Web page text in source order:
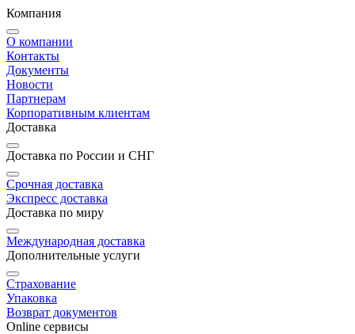
Компания
О компании
Контакты
Документы
Новости
Партнерам
Корпоративным клиентам
Доставка
Доставка по России и СНГ
Срочная доставка
Экспресс доставка
Доставка по миру
Международная доставка
Дополнительные услуги
Страхование
Упаковка
Возврат документов
Online сервисы